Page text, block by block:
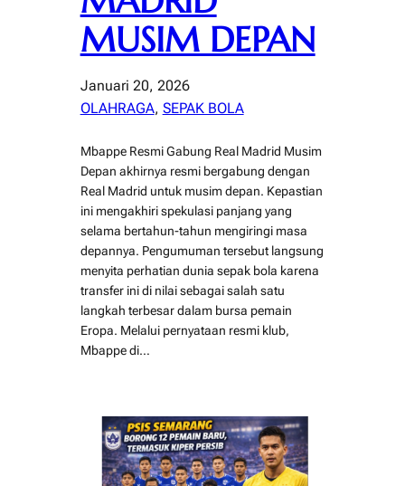
MUSIM DEPAN
Januari 20, 2026
OLAHRAGA, SEPAK BOLA
Mbappe Resmi Gabung Real Madrid Musim
Depan akhirnya resmi bergabung dengan
Real Madrid untuk musim depan. Kepastian
ini mengakhiri spekulasi panjang yang
selama bertahun-tahun mengiringi masa
depannya. Pengumuman tersebut langsung
menyita perhatian dunia sepak bola karena
transfer ini di nilai sebagai salah satu
langkah terbesar dalam bursa pemain
Eropa. Melalui pernyataan resmi klub,
Mbappe di…